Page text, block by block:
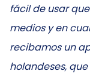
fácil de usar
medios y en
recibamos un
holandeses,